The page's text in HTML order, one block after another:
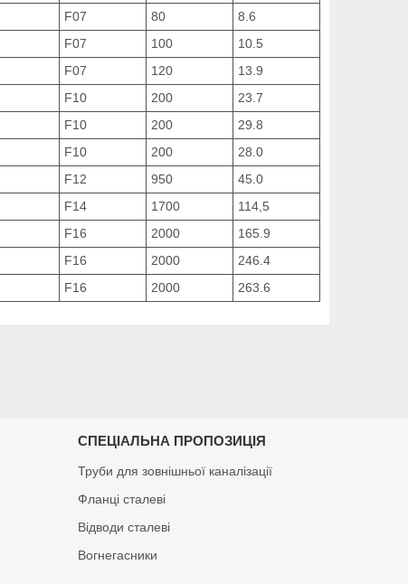
F07 80
8.6
F07 100
10.5
F07 120
13.9
F10 200
23.7
F10 200
29.8
F10 200
28.0
F12 950
45.0
F14 1700
114,5
F16 2000
165.9
F16 2000
246.4
F16 2000 263.6
СПЕЦІАЛЬНА ПРОПОЗИЦІЯ
Труби для зовнішньої каналізації
Фланці сталеві
Відводи сталеві
Вогнегасники